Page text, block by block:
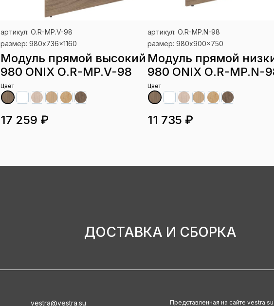
артикул: О.R-MP.V-98
размер: 980x736x1160
Модуль прямой высокий
980 ONIX О.R-MP.V-98
Цвет
17 259 ₽
артикул: О.R-MP.N-98
размер: 980x900x750
Модуль прямой
980 ONIX О.R-MP.N-
Цвет
11 735 ₽
ДОСТАВКА И СБОРКА
vestra@vestra.su
Представленная на сайте